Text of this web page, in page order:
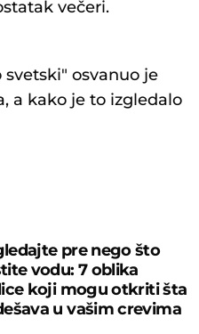
večeri.
#estrada
#milicajokic ♬
osvanuo je
a kako je to izgledalo
pre nego što
vodu: 7 oblika
koji mogu otkriti šta
u vašim crevima